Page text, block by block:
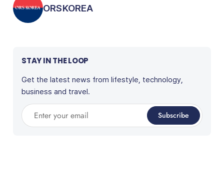
Posted by
ORSKOREA
STAY IN THE LOOP
Get the latest news from lifestyle, technology,
business and travel.
Enter your email Subscribe